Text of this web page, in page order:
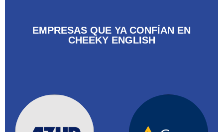
EMPRESAS QUE YA CONFÍAN EN
CHEEKY ENGLISH